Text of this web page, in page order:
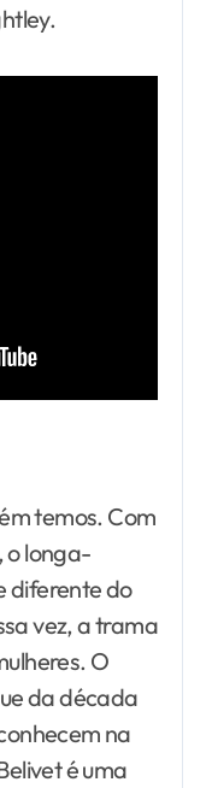
temos. Com
o longa-
diferente do
vez, a trama
O
da década
na
é uma